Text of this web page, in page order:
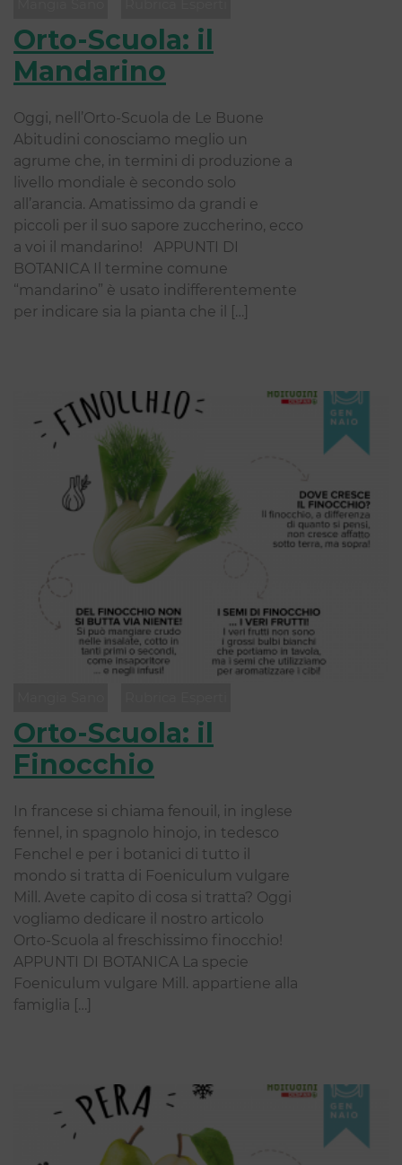
Orto-Scuola: il
Mandarino
Oggi, nell’Orto-Scuola de Le Buone
Abitudini conosciamo meglio un
agrume che, in termini di produzione a
livello mondiale è secondo solo
all’arancia. Amatissimo da grandi e
piccoli per il suo sapore zuccherino, ecco
a voi il mandarino! APPUNTI DI
BOTANICA Il termine comune
“mandarino” è usato indifferentemente
per indicare sia la pianta che il […]
Orto-Scuola: il
Finocchio
In francese si chiama fenouil, in inglese
fennel, in spagnolo hinojo, in tedesco
Fenchel e per i botanici di tutto il
mondo si tratta di Foeniculum vulgare
Mill. Avete capito di cosa si tratta? Oggi
vogliamo dedicare il nostro articolo
Orto-Scuola al freschissimo finocchio!
APPUNTI DI BOTANICA La specie
Foeniculum vulgare Mill. appartiene alla
famiglia […]